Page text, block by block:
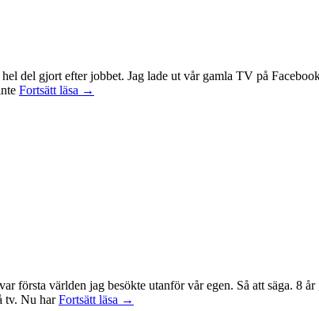
del gjort efter jobbet. Jag lade ut vår gamla TV på
Fortsätt läsa Idag
→
första världen jag besökte utanför vår egen. Så att säga. 8
tv. Nu harFortsätt läsa Sagan
→